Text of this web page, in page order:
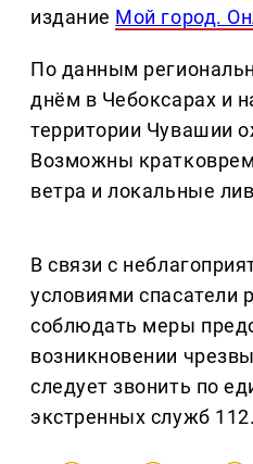
издание Мой город.
По данным
днём в Чебоксарах и
территории Чувашии
Возможны
ветра и локальные
В связи с
условиями спасатели
соблюдать меры
возникновении
следует звонить по
экстренных служб 112.